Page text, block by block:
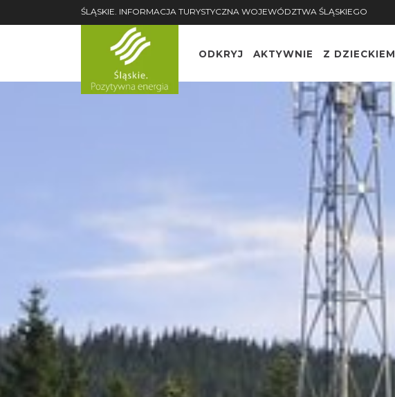
ŚLĄSKIE. INFORMACJA TURYSTYCZNA WOJEWÓDZTWA ŚLĄSKIEGO
ODKRYJ AKTYWNIE Z DZIECKIEM